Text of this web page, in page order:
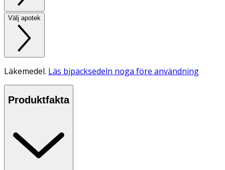
Välj apotek
Läkemedel. Läs bipacksedeln noga före användning
Produktfakta